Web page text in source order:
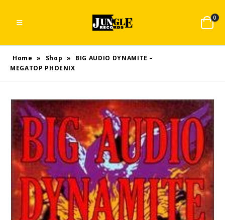
0
Home » Shop »
BIG AUDIO DYNAMITE –
MEGATOP PHOENIX